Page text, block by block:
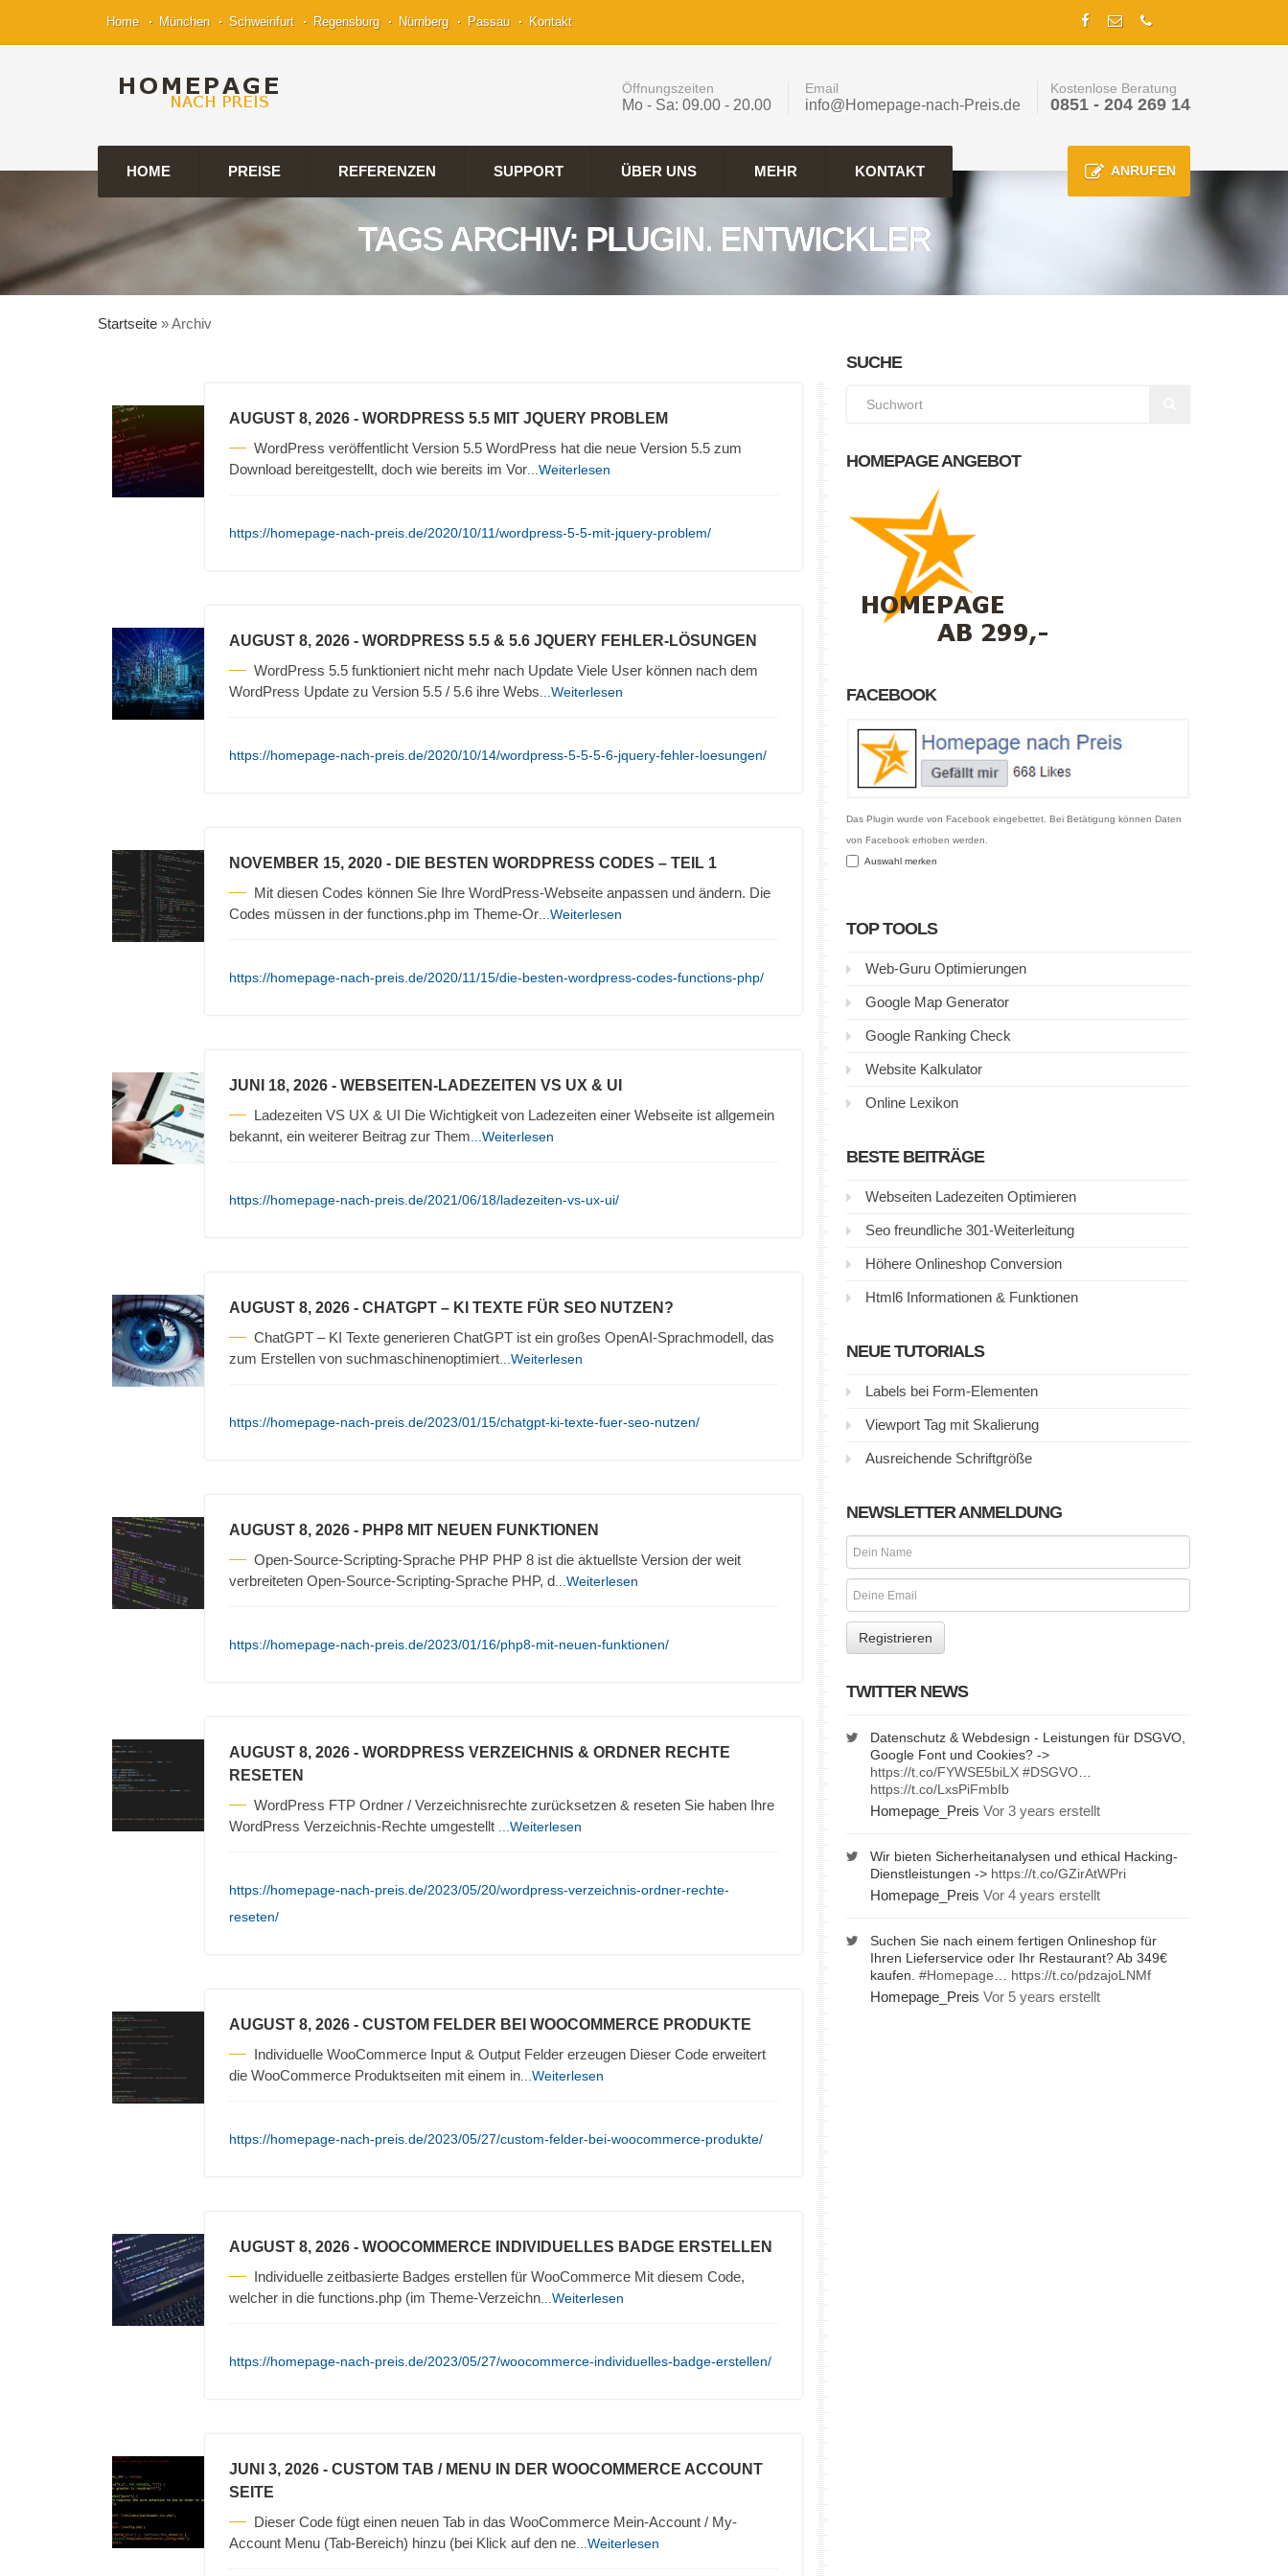
Home München Schweinfurt Regensburg Nürnberg Passau Kontakt
Öffnungszeiten
Mo - Sa: 09.00 - 20.00
Email
info@Homepage-nach-Preis.de
Kostenlose Beratung
0851 - 204 269 14
HOME PREISE REFERENZEN SUPPORT ÜBER UNS MEHR KONTAKT ANRUFEN
TAGS ARCHIV: PLUGIN. ENTWICKLER
Startseite »Archiv
AUGUST 8, 2026 - WORDPRESS 5.5 MIT JQUERY PROBLEM
WordPress veröffentlicht Version 5.5 WordPress hat die neue Version 5.5 zum
Download bereitgestellt, doch wie bereits im Vor ...Weiterlesen
https://homepage-nach-preis.de/2020/10/11/wordpress-5-5-mit-jquery-problem/
AUGUST 8, 2026 - WORDPRESS 5.5 & 5.6 JQUERY FEHLER-LÖSUNGEN
WordPress 5.5 funktioniert nicht mehr nach Update Viele User können nach dem
WordPress Update zu Version 5.5 / 5.6 ihre Webs ...Weiterlesen
https://homepage-nach-preis.de/2020/10/14/wordpress-5-5-5-6-jquery-fehler-loesungen/
NOVEMBER 15, 2020 - DIE BESTEN WORDPRESS CODES – TEIL 1
Mit diesen Codes können Sie Ihre WordPress-Webseite anpassen und ändern. Die
Codes müssen in der functions.php im Theme-Or ...Weiterlesen
https://homepage-nach-preis.de/2020/11/15/die-besten-wordpress-codes-functions-php/
JUNI 18, 2026 - WEBSEITEN-LADEZEITEN VS UX & UI
Ladezeiten VS UX & UI Die Wichtigkeit von Ladezeiten einer Webseite ist allgemein
bekannt, ein weiterer Beitrag zur Them ...Weiterlesen
https://homepage-nach-preis.de/2021/06/18/ladezeiten-vs-ux-ui/
AUGUST 8, 2026 - CHATGPT – KI TEXTE FÜR SEO NUTZEN?
ChatGPT – KI Texte generieren ChatGPT ist ein großes OpenAI-Sprachmodell, das
zum Erstellen von suchmaschinenoptimiert ...Weiterlesen
https://homepage-nach-preis.de/2023/01/15/chatgpt-ki-texte-fuer-seo-nutzen/
AUGUST 8, 2026 - PHP8 MIT NEUEN FUNKTIONEN
Open-Source-Scripting-Sprache PHP PHP 8 ist die aktuellste Version der weit
verbreiteten Open-Source-Scripting-Sprache PHP, d ...Weiterlesen
https://homepage-nach-preis.de/2023/01/16/php8-mit-neuen-funktionen/
AUGUST 8, 2026 - WORDPRESS VERZEICHNIS & ORDNER RECHTE
RESETEN
WordPress FTP Ordner / Verzeichnisrechte zurücksetzen & reseten Sie haben Ihre
WordPress Verzeichnis-Rechte umgestellt
...Weiterlesen
https://homepage-nach-preis.de/2023/05/20/wordpress-verzeichnis-ordner-rechte-
reseten/
AUGUST 8, 2026 - CUSTOM FELDER BEI WOOCOMMERCE PRODUKTE
Individuelle WooCommerce Input & Output Felder erzeugen Dieser Code erweitert
die WooCommerce Produktseiten mit einem in ...Weiterlesen
https://homepage-nach-preis.de/2023/05/27/custom-felder-bei-woocommerce-produkte/
AUGUST 8, 2026 - WOOCOMMERCE INDIVIDUELLES BADGE ERSTELLEN
Individuelle zeitbasierte Badges erstellen für WooCommerce Mit diesem Code,
welcher in die functions.php (im Theme-Verzeichn ...Weiterlesen
https://homepage-nach-preis.de/2023/05/27/woocommerce-individuelles-badge-erstellen/
JUNI 3, 2026 - CUSTOM TAB / MENU IN DER WOOCOMMERCE ACCOUNT
SEITE
Dieser Code fügt einen neuen Tab in das WooCommerce Mein-Account / My-
Account Menu (Tab-Bereich) hinzu (bei Klick auf den ne ...Weiterlesen
SUCHE
HOMEPAGE ANGEBOT
FACEBOOK
Das Plugin wurde von Facebook eingebettet. Bei Betätigung können Daten
von Facebook erhoben werden.
Auswahl merken
TOP TOOLS
Web-Guru Optimierungen
Google Map Generator
Google Ranking Check
Website Kalkulator
Online Lexikon
BESTE BEITRÄGE
Webseiten Ladezeiten Optimieren
Seo freundliche 301-Weiterleitung
Höhere Onlineshop Conversion
Html6 Informationen & Funktionen
NEUE TUTORIALS
Labels bei Form-Elementen
Viewport Tag mit Skalierung
Ausreichende Schriftgröße
NEWSLETTER ANMELDUNG
TWITTER NEWS
Datenschutz & Webdesign - Leistungen für DSGVO,
Google Font und Cookies? ->
https://t.co/FYWSE5biLX #DSGVO…
https://t.co/LxsPiFmbIb
Homepage_Preis Vor 3 years erstellt
Wir bieten Sicherheitanalysen und ethical Hacking-
Dienstleistungen -> https://t.co/GZirAtWPri
Homepage_Preis Vor 4 years erstellt
Suchen Sie nach einem fertigen Onlineshop für
Ihren Lieferservice oder Ihr Restaurant? Ab 349€
kaufen. #Homepage https://t.co/pdzajoLNMf
Homepage_Preis Vor 5 years erstellt